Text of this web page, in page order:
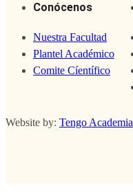
Conócenos
Nuestra Facultad
Plantel Académico
Comite Cíentífico
Website by: Tengo Academia